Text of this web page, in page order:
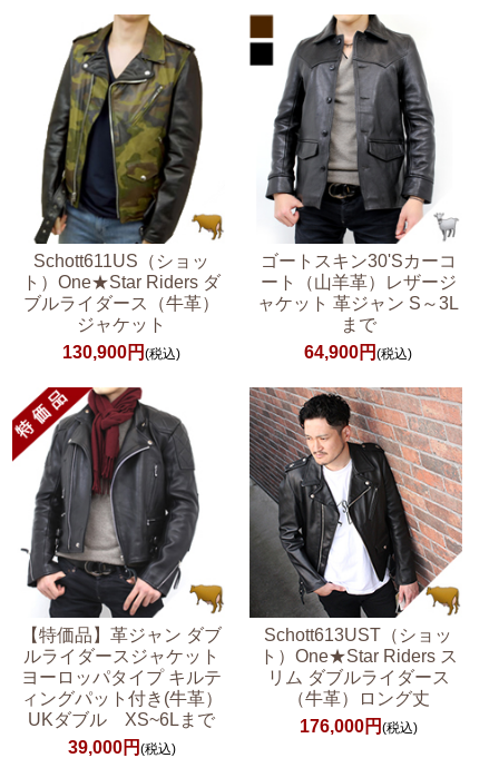
Schott611US（ショッ
ト）One★Star Riders ダ
ブルライダース（牛革）
ジャケット
130,900円(税込)
ゴートスキン30'Sカーコ
ート（山羊革）レザージ
ャケット 革ジャン S～3L
まで
64,900円(税込)
【特価品】革ジャン ダブ
ルライダースジャケット
ヨーロッパタイプ キルテ
ィングパット付き(牛革）
UKダブル XS~6Lまで
39,000円 (税込)
Schott613UST（ショッ
ト）One★Star Riders ス
リム ダブルライダース
（牛革）ロング丈
176,000円 (税込)